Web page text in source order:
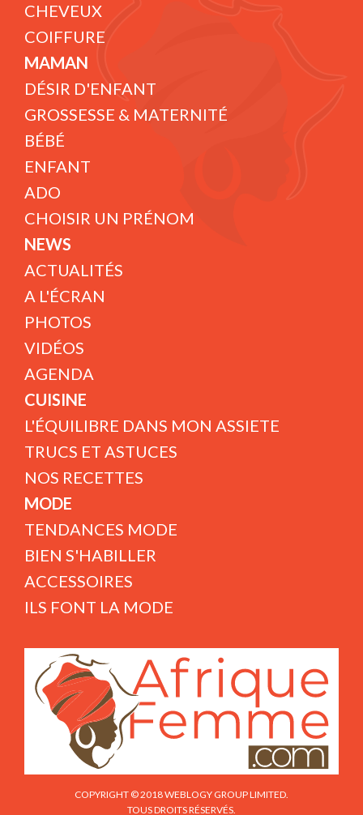
CHEVEUX
COIFFURE
MAMAN
DÉSIR D'ENFANT
GROSSESSE & MATERNITÉ
BÉBÉ
ENFANT
ADO
CHOISIR UN PRÉNOM
NEWS
ACTUALITÉS
A L'ÉCRAN
PHOTOS
VIDÉOS
AGENDA
CUISINE
L'ÉQUILIBRE DANS MON ASSIETE
TRUCS ET ASTUCES
NOS RECETTES
MODE
TENDANCES MODE
BIEN S'HABILLER
ACCESSOIRES
ILS FONT LA MODE
COPYRIGHT © 2018 WEBLOGY GROUP LIMITED.
TOUS DROITS RÉSERVÉS.